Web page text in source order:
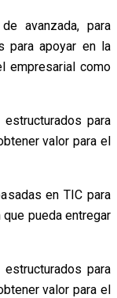
avanzada, para
para apoyar en la
empresarial como
para
valor para el
en TIC para
pueda entregar
para
valor para el